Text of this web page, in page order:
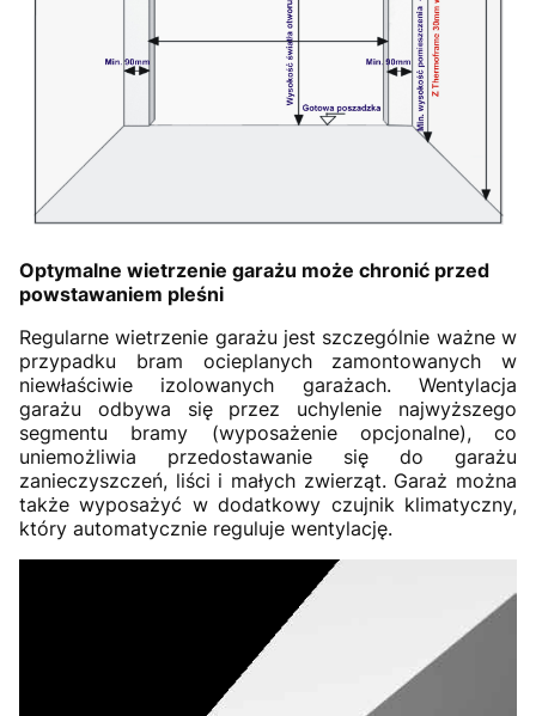
Optymalne wietrzenie garażu może chronić przed
powstawaniem pleśni
Regularne wietrzenie garażu jest szczególnie ważne w
przypadku bram ocieplanych zamontowanych w
niewłaściwie izolowanych garażach. Wentylacja
garażu odbywa się przez uchylenie najwyższego
segmentu bramy (wyposażenie opcjonalne), co
uniemożliwia przedostawanie się do garażu
zanieczyszczeń, liści i małych zwierząt. Garaż można
także wyposażyć w dodatkowy czujnik klimatyczny,
który automatycznie reguluje wentylację.